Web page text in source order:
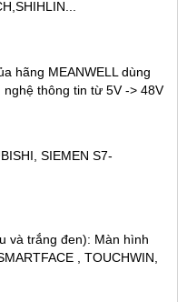
hãng MEANWELL dùng
thông tin từ 5V -> 48V
SIEMEN S7-
và trắng đen): Màn hình
, TOUCHWIN,